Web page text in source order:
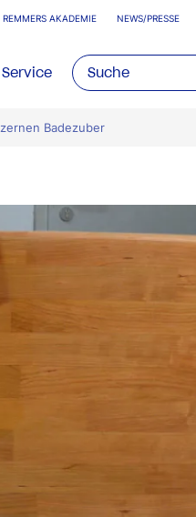
REMMERS AKADEMIE NEWS/PRESSE
Service
Badezuber